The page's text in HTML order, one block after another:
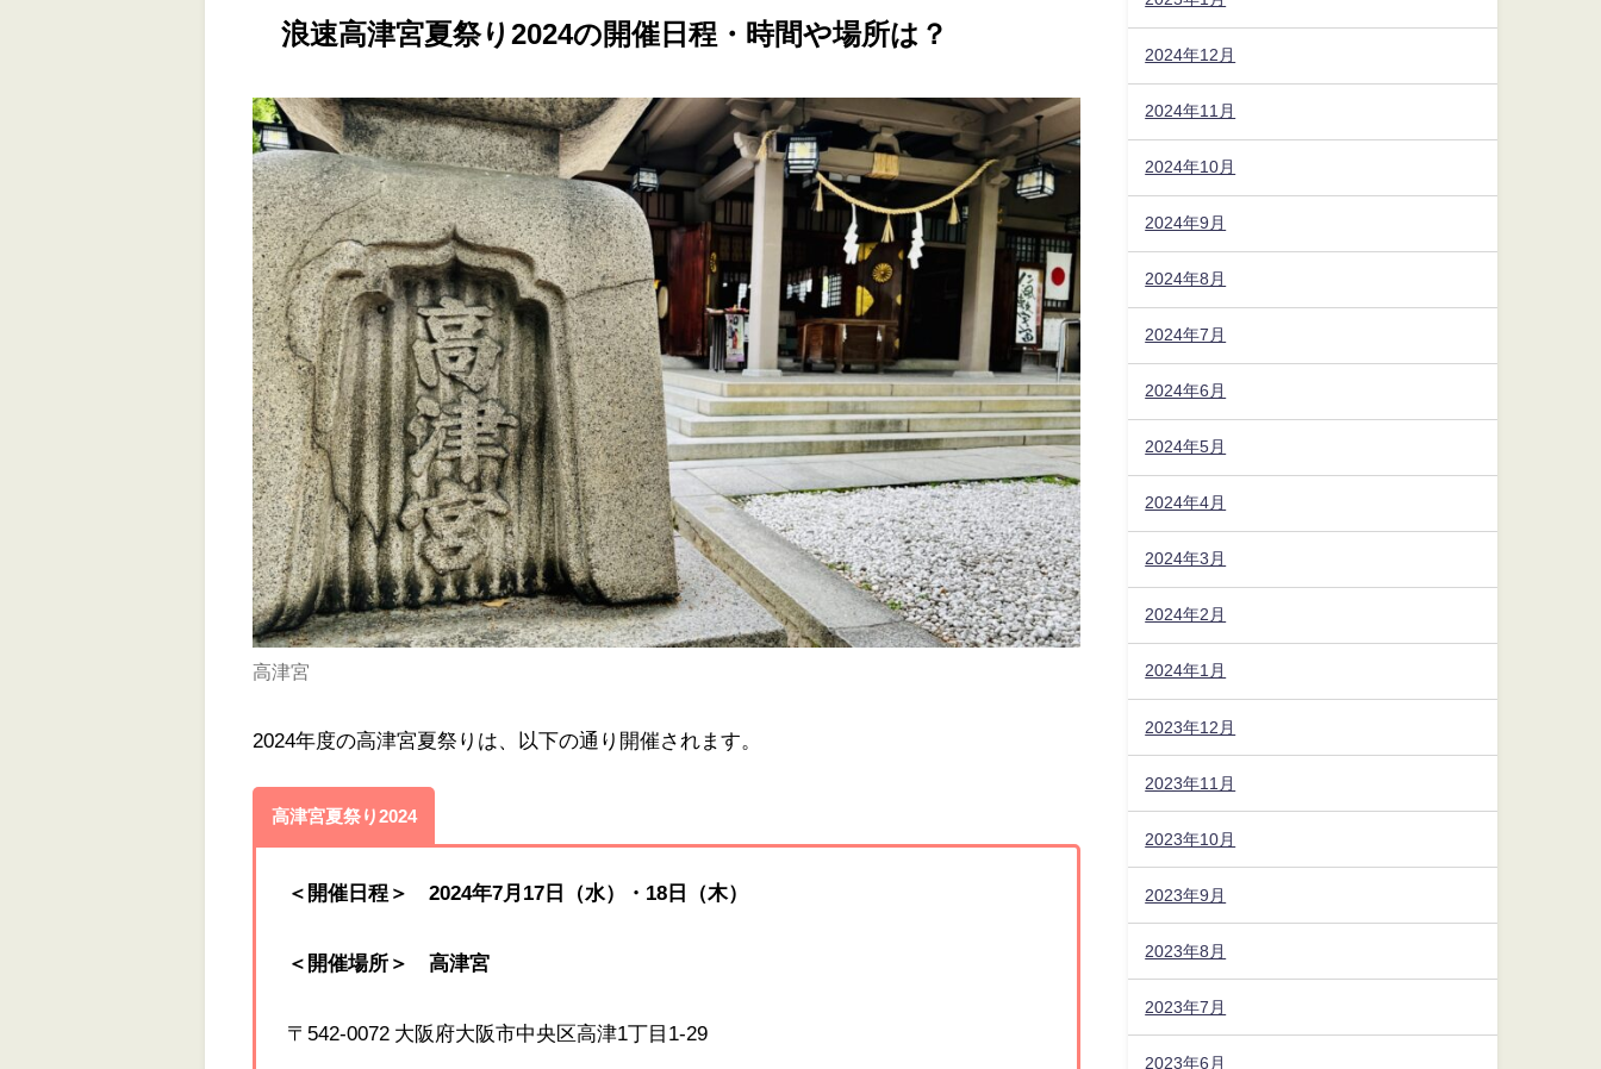
浪速高津宮夏祭り2024の開催日程・時間や場所は？
高津宮
2024年度の高津宮夏祭りは、以下の通り開催されます。
高津宮夏祭り2024
＜開催日程＞ 2024年7月17日（水）・18日（木）
＜開催場所＞ 高津宮
〒542-0072 大阪府大阪市中央区高津1丁目1-29
2024年12月
2024年11月
2024年10月
2024年9月
2024年8月
2024年7月
2024年6月
2024年5月
2024年4月
2024年3月
2024年2月
2024年1月
2023年12月
2023年11月
2023年10月
2023年9月
2023年8月
2023年7月
2023年6月